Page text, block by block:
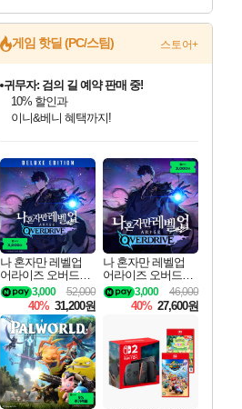
게임 핫딜 (PC/스팀) 스토어+
최대 90% 할인가를 만나보세요!
네이버혜택과 함께 만나보세요!
50%할인&추가 적립까지!
귀무자: 검의 길 예약 판매 중!
10% 할인과
비스트 오브 리인카네이션 정식 출시!
게임프릭 신작 IP
네이버 혜택가와 함께 예약하세요!
할인&네이버혜택으로 만나보세요!
네이버페이 혜택과 만나보세요!
40주년 프로모션으로 만나보세요!
네이버 포인트 혜택까지!
할인가에 만나보세요!
일부 에디션 상시 할인!
혜택으로 예약 판매 중
편안하게 충전하세요
나 혼자만 레벨업
어라이즈 오버드라
이브 디럭스 에디션
Solo Leveling Arise
Overdrive Deluxe Edi
tion
52,000
3,000
40% 31,200원
나 혼자만 레벨업
어라이즈 오버드라
이브 Solo Leveling A
rise
46,000
3,000
40% 27,600원